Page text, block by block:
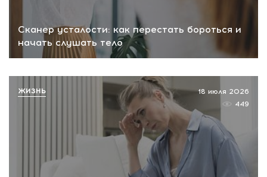
Сканер усталости: как перестать бороться и
начать слушать тело
18 июля 2026
449
ЖИЗНЬ